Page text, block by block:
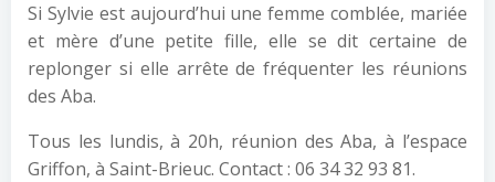
Si Sylvie est aujourd’hui une femme comblée, mariée
et mère d’une petite fille, elle se dit certaine de
replonger si elle arrête de fréquenter les réunions
des Aba.
Tous les lundis, à 20h, réunion des Aba, à l’espace
Griffon, à Saint-Brieuc. Contact : 06 34 32 93 81.